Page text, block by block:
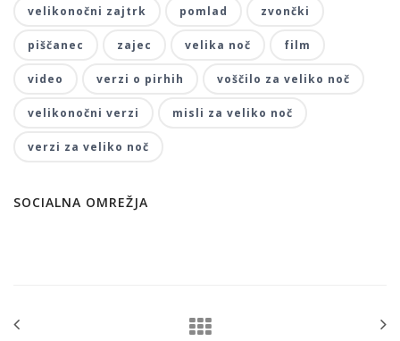
velikonočni zajtrk pomlad zvončki
piščanec zajec velika noč film
video verzi o pirhih voščilo za veliko noč
velikonočni verzi misli za veliko noč
verzi za veliko noč
SOCIALNA OMREŽJA